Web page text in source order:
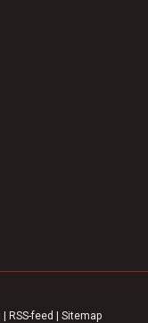
| RSS-feed | Sitemap